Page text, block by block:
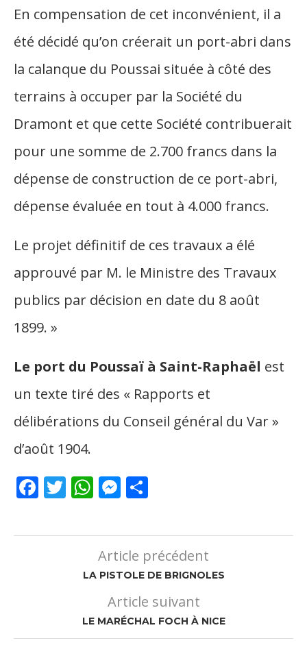
En compensation de cet inconvénient, il a
été décidé qu’on créerait un port-abri dans
la calanque du Poussai située à côté des
terrains à occuper par la Société du
Dramont et que cette Société contribuerait
pour une somme de 2.700 francs dans la
dépense de construction de ce port-abri,
dépense évaluée en tout à 4.000 francs.
Le projet définitif de ces travaux a élé
approuvé par M. le Ministre des Travaux
publics par décision en date du 8 août
1899. »
Le port du Poussaï à Saint-Raphaël est
un texte tiré des « Rapports et
délibérations du Conseil général du Var »
d’août 1904.
Facebook
Twitter
WhatsApp
Messenger
Article précédent
LA PISTOLE DE BRIGNOLES
Article suivant
LE MARÉCHAL FOCH À NICE